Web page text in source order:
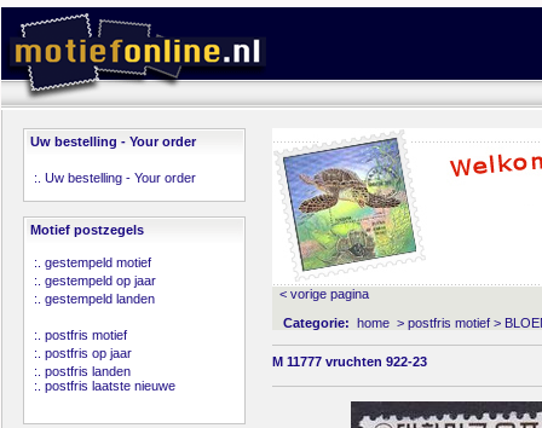
Uw bestelling - Your order
:. Uw bestelling - Your order
Motief postzegels
:. gestempeld motief
:. gestempeld op jaar
:. gestempeld landen
:. postfris motief
:. postfris op jaar
:. postfris landen
:. postfris laatste nieuwe
< vorige pagina
Categorie: home > postfris motief >
M 11777 vruchten 922-23